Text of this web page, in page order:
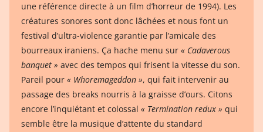
une référence directe à un film d’horreur de 1994). Les
créatures sonores sont donc lâchées et nous font un
festival d’ultra-violence garantie par l’amicale des
bourreaux iraniens. Ça hache menu sur « Cadaverous
banquet » avec des tempos qui frisent la vitesse du son.
Pareil pour « Whoremageddon », qui fait intervenir au
passage des breaks nourris à la graisse d’ours. Citons
encore l’inquiétant et colossal « Termination redux » qui
semble être la musique d’attente du standard